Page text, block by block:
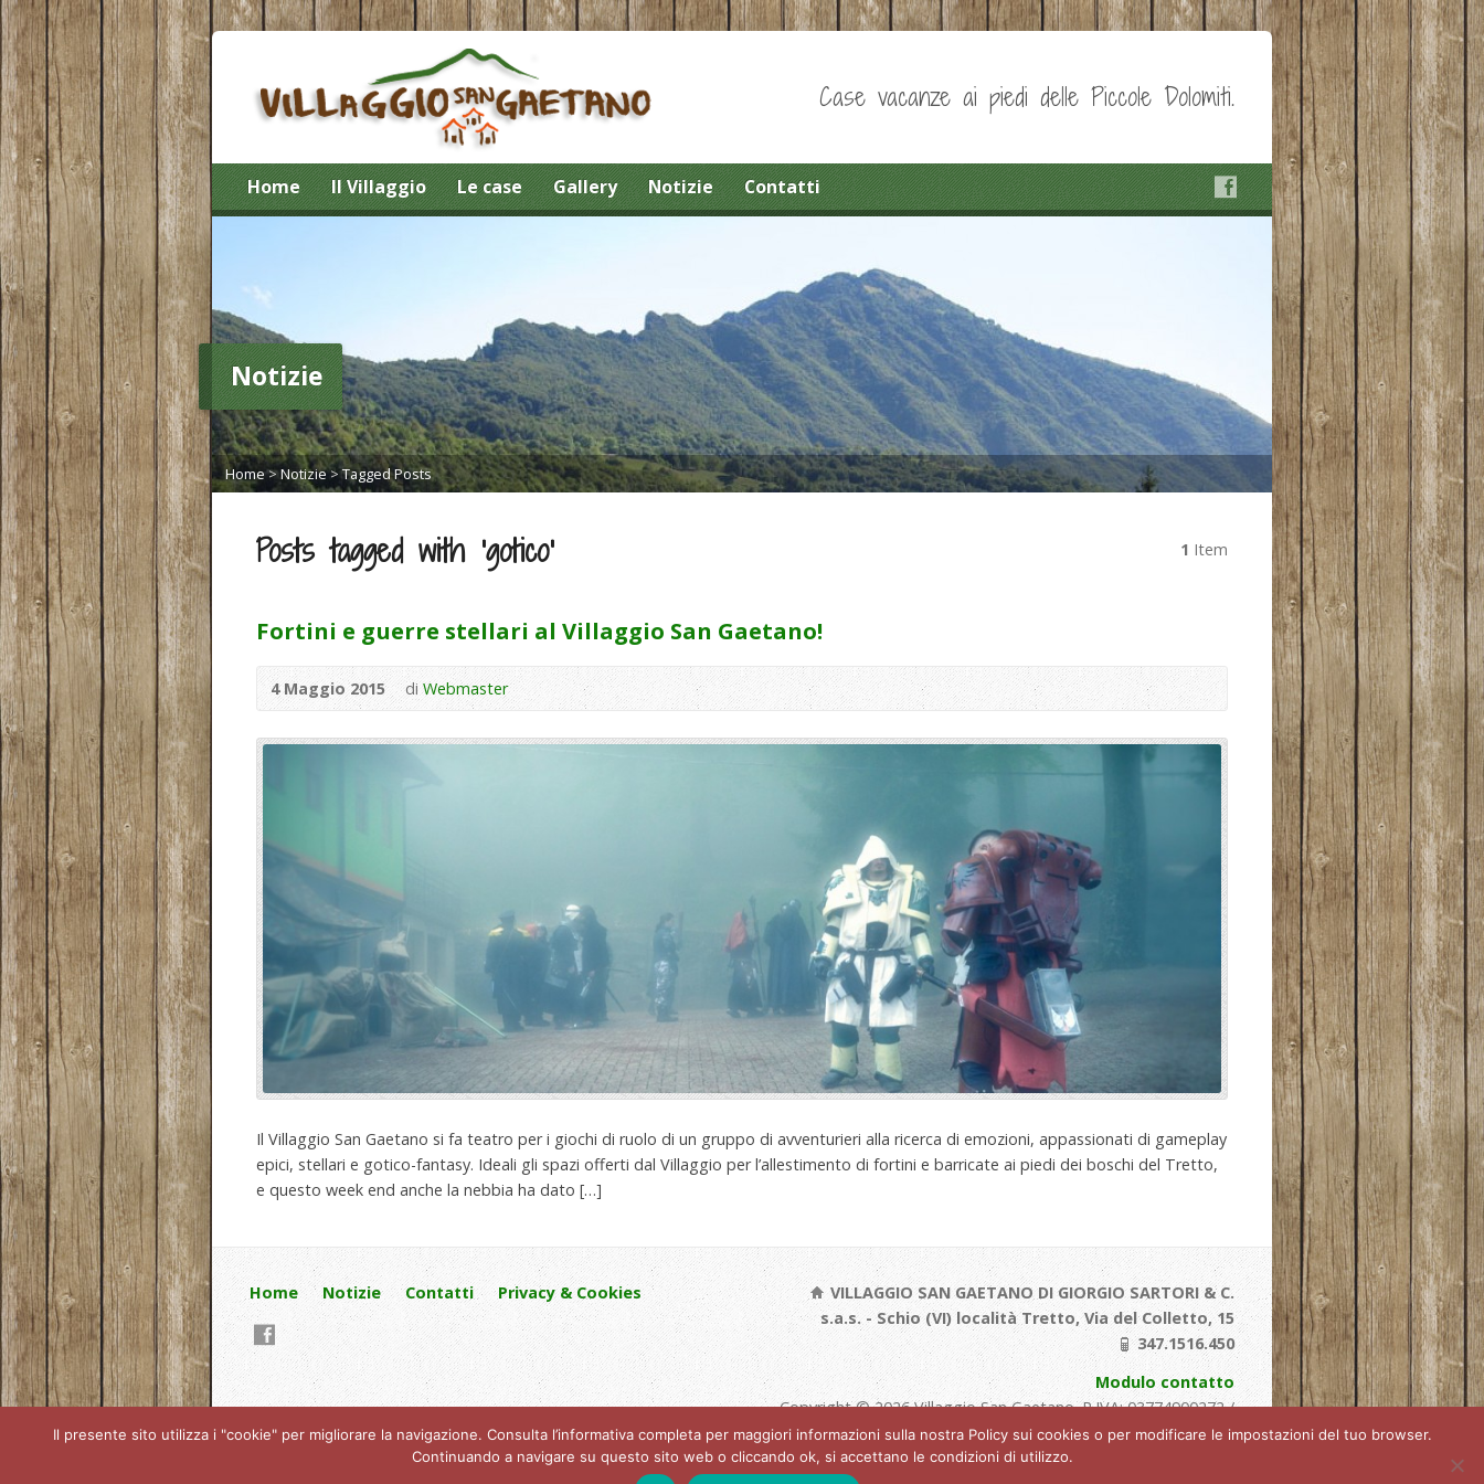
Case vacanze ai piedi delle Piccole Dolomiti.
Home Il Villaggio Le case Gallery Notizie Contatti
Notizie
Home>Notizie>Tagged Posts
Posts tagged with ‘gotico’ 1 Item
Fortini e guerre stellari al Villaggio San Gaetano!
4 Maggio 2015 diWebmaster
Il Villaggio San Gaetano si fa teatro per i giochi di ruolo di un gruppo di avventurieri alla ricerca di emozioni, appassionati di gameplay
epici, stellari e gotico-fantasy. Ideali gli spazi offerti dal Villaggio per l’allestimento di fortini e barricate ai piedi dei boschi del Tretto,
e questo week end anche la nebbia ha dato […]
Home Notizie Contatti Privacy & Cookies
VILLAGGIO SAN GAETANO DI GIORGIO SARTORI & C.
s.a.s. - Schio (VI) località Tretto, Via del Colletto, 15
347.1516.450
Modulo contatto
Copyright © 2026 Villaggio San Gaetano. P.IVA: 03774900272 /
C.F: 03774900272
Il presente sito utilizza i "cookie" per migliorare la navigazione. Consulta l’informativa completa per maggiori informazioni sulla nostra Policy sui cookies o per modificare le impostazioni del tuo browser.
Continuando a navigare su questo sito web o cliccando ok, si accettano le condizioni di utilizzo.